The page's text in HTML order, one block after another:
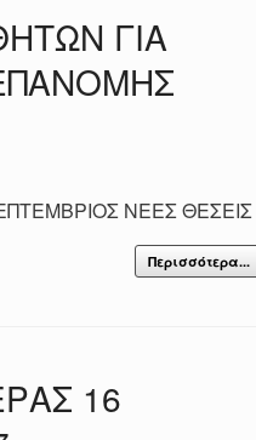
ΓΙΑ
ΝΕΕΣ ΘΕΣΕΙΣ
Περισσότερα...
16